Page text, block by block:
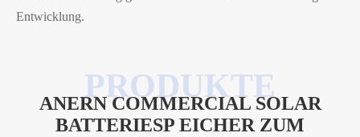
Entwicklung.
ANERN COMMERCIAL SOLAR
BATTERIESP EICHER ZUM